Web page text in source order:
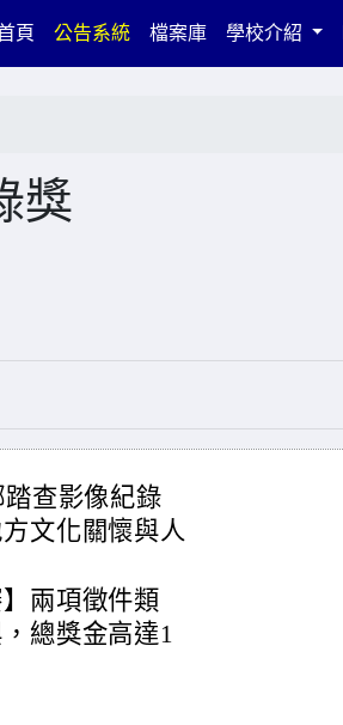
頁(current)
公告系統 檔案庫 學校介紹
獎
查影像紀錄
文化關懷與人
兩項徵件類
總獎金高達1